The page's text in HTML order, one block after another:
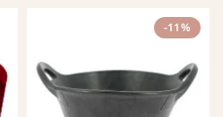
-11%